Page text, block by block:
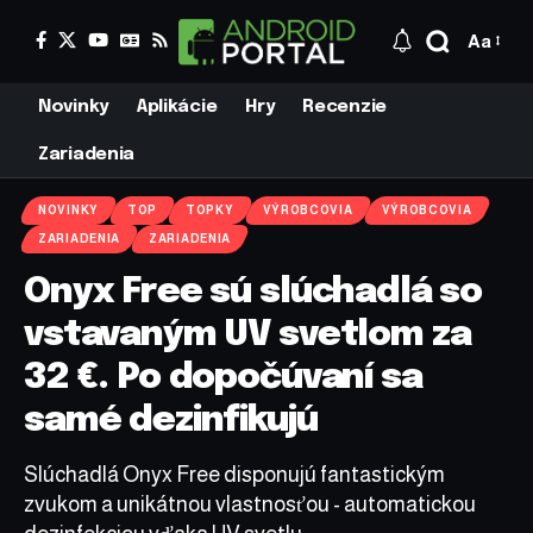
Aa
Novinky Aplikácie Hry Recenzie
Zariadenia
NOVINKY TOP TOPKY VÝROBCOVIA VÝROBCOVIA
ZARIADENIA ZARIADENIA
Onyx Free sú slúchadlá so
vstavaným UV svetlom za
32 €. Po dopočúvaní sa
samé dezinfikujú
Slúchadlá Onyx Free disponujú fantastickým
zvukom a unikátnou vlastnosťou - automatickou